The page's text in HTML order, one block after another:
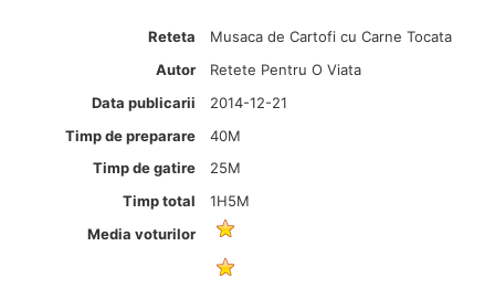
Reteta
Musaca de Cartofi cu Carne Tocata
Autor
Retete Pentru O Viata
Data publicarii
2014-12-21
Timp de preparare
40M
Timp de gatire
25M
Timp total
1H5M
Media voturilor